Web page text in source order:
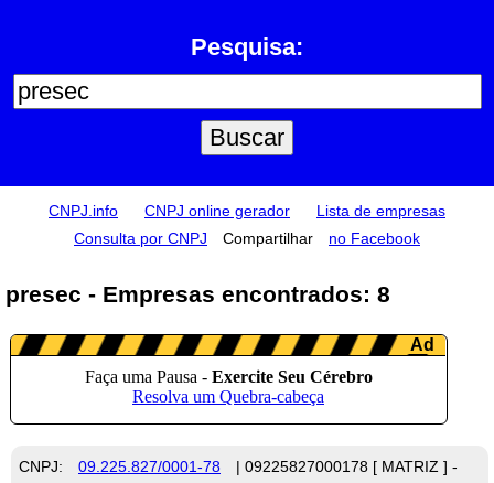
Pesquisa:
CNPJ.info CNPJ online gerador
Lista de empresas
Consulta por CNPJ
Compartilhar no Facebook
presec - Empresas encontrados: 8
CNPJ: 09.225.827/0001-78
| 09225827000178 [ MATRIZ ] -